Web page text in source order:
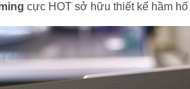
cực HOT sở hữu thiết kế hầm